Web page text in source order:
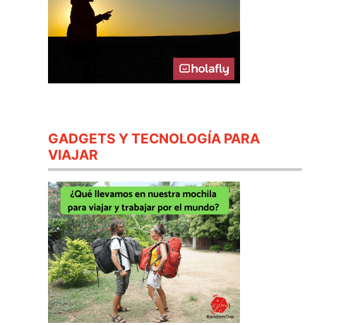
GADGETS Y TECNOLOGÍA PARA
VIAJAR